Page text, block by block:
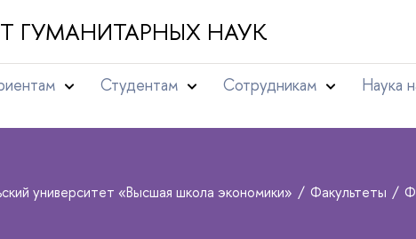
ГУМАНИТАРНЫХ НАУК
Студентам Сотрудникам Наука
университет «Высшая школа экономики» Факультеты